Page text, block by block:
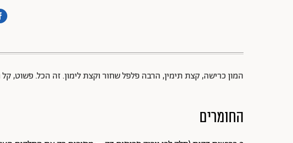
המון כרישה, קצת תימין, הרבה פלפל שחור וקצת לימון. זה הכל. פשוט, קל
החומרים